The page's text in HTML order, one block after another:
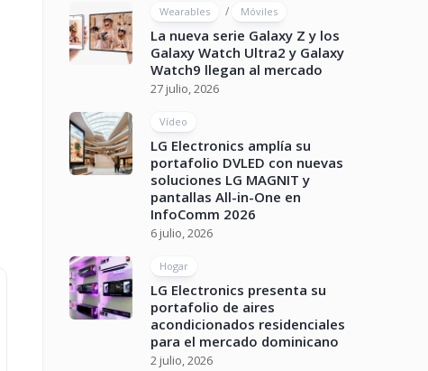
Wearables / Móviles
La nueva serie Galaxy Z y los
Galaxy Watch Ultra2 y Galaxy
Watch9 llegan al mercado
27 julio, 2026
Vídeo
LG Electronics amplía su
portafolio DVLED con nuevas
soluciones LG MAGNIT y
pantallas All-in-One en
InfoComm 2026
6 julio, 2026
Hogar
LG Electronics presenta su
portafolio de aires
acondicionados residenciales
para el mercado dominicano
2 julio, 2026